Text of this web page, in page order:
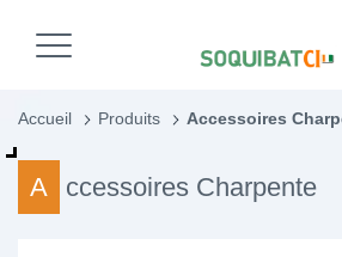
Accueil Produits Accessoires
Accessoires Charpente